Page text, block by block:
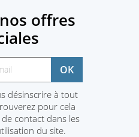
offres
désinscrire à tout
pour cela
contact dans les
du site.